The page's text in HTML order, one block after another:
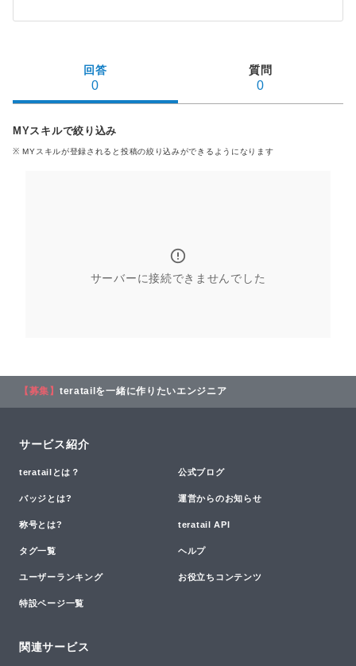
回答
0
質問
0
MYスキルで絞り込み
※ MYスキルが登録される と投稿の絞り込みができるようになります
サーバーに接続できませんでした
【募集】 teratailを一緒に作りたいエンジニア
サービス紹介
teratailとは？ 公式ブログ
バッジとは? 運営からのお知らせ
称号とは? teratail API
タグ一覧 ヘルプ
ユーザーランキング お役立ちコンテンツ
特設ページ一覧
関連サービス